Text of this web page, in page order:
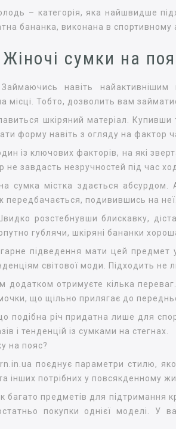
– категорія, яка найшвидше
бананка, виконана в
Жіночі сумки на
навіть
місці. Тобто, дозволить вам
шкіряний матеріал.
форму навіть з огляду на фактор
із ключових факторів, на які
не завдасть незручностей під час
сумка містка здається
передбачається, подивившись на неї.
розстебнувши блискавку,
гублячи, шкіряні бананки
гарне підведення мати цей предмет
світової моди. Підходить
додатком отримуєте кілька
що щільно прилягає до
річ придатна лише для
і тенденцій із сумками на стегнах.
на пояс?
поєднує параметри стилю,
інших потрібних у повсякденному
багато предметів для підтримання
покупки однієї моделі. У